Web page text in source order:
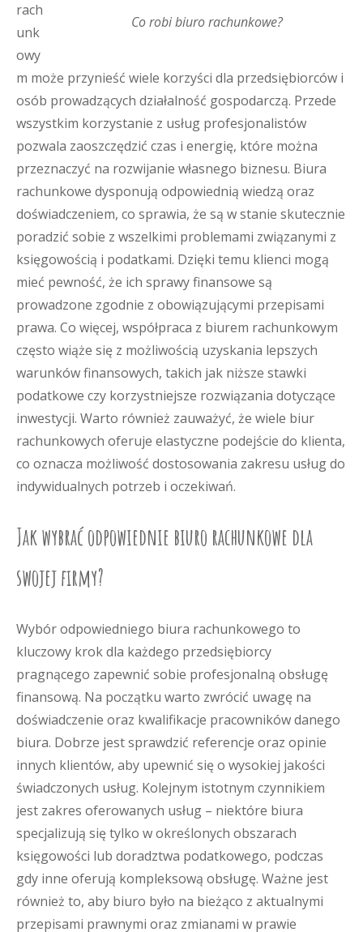
Co robi biuro rachunkowe?
rach
unk
owy
m może przynieść wiele korzyści dla przedsiębiorców i
osób prowadzących działalność gospodarczą. Przede
wszystkim korzystanie z usług profesjonalistów
pozwala zaoszczędzić czas i energię, które można
przeznaczyć na rozwijanie własnego biznesu. Biura
rachunkowe dysponują odpowiednią wiedzą oraz
doświadczeniem, co sprawia, że są w stanie skutecznie
poradzić sobie z wszelkimi problemami związanymi z
księgowością i podatkami. Dzięki temu klienci mogą
mieć pewność, że ich sprawy finansowe są
prowadzone zgodnie z obowiązującymi przepisami
prawa. Co więcej, współpraca z biurem rachunkowym
często wiąże się z możliwością uzyskania lepszych
warunków finansowych, takich jak niższe stawki
podatkowe czy korzystniejsze rozwiązania dotyczące
inwestycji. Warto również zauważyć, że wiele biur
rachunkowych oferuje elastyczne podejście do klienta,
co oznacza możliwość dostosowania zakresu usług do
indywidualnych potrzeb i oczekiwań.
Jak wybrać odpowiednie biuro rachunkowe dla
swojej firmy?
Wybór odpowiedniego biura rachunkowego to
kluczowy krok dla każdego przedsiębiorcy
pragnącego zapewnić sobie profesjonalną obsługę
finansową. Na początku warto zwrócić uwagę na
doświadczenie oraz kwalifikacje pracowników danego
biura. Dobrze jest sprawdzić referencje oraz opinie
innych klientów, aby upewnić się o wysokiej jakości
świadczonych usług. Kolejnym istotnym czynnikiem
jest zakres oferowanych usług – niektóre biura
specjalizują się tylko w określonych obszarach
księgowości lub doradztwa podatkowego, podczas
gdy inne oferują kompleksową obsługę. Ważne jest
również to, aby biuro było na bieżąco z aktualnymi
przepisami prawnymi oraz zmianami w prawie